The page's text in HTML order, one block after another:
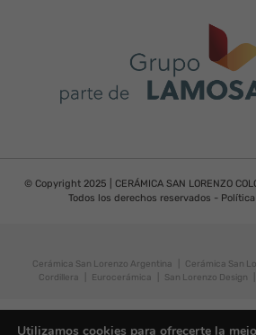
© Copyright 2025 | CERÁMICA SAN LORENZO
Todos los derechos reservados -Política
Cerámica San Lorenzo Argentina Cerámica San
Cordillera
Eurocerámica San Lorenzo Design
Utilizamos cookies para ofrecerte la